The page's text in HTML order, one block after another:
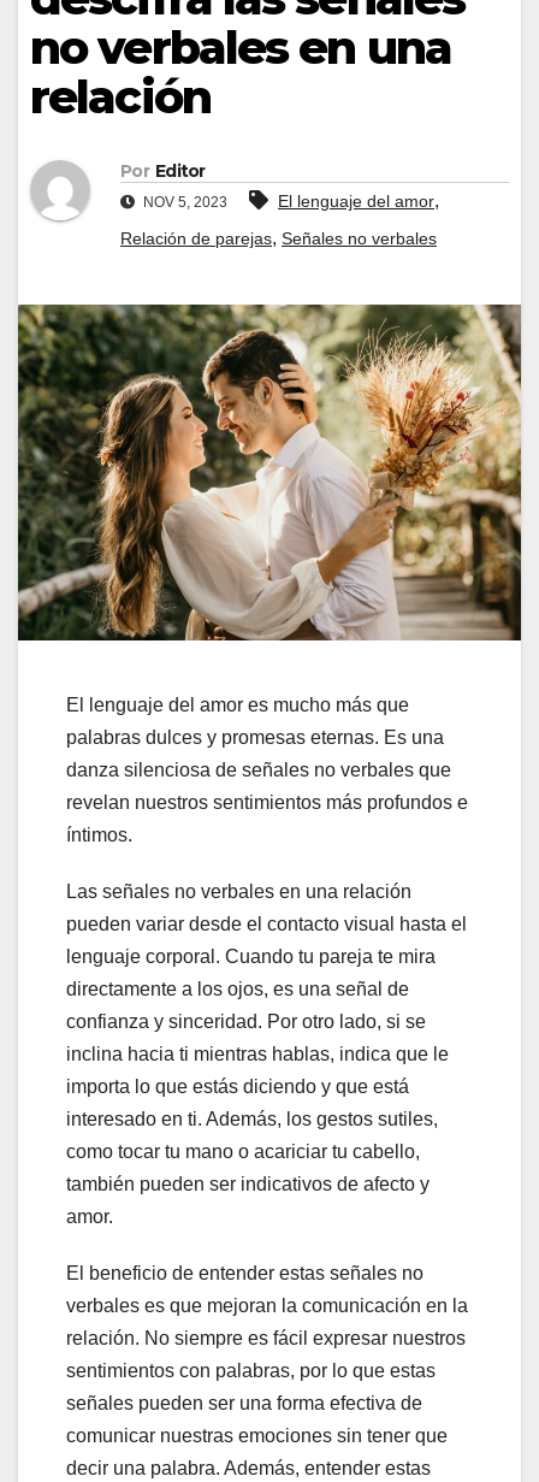
no verbales en una
relación
Por Editor
NOV 5, 2023 El lenguaje del amor,
Relación de parejas, Señales no verbales
El lenguaje del amor es mucho más que
palabras dulces y promesas eternas. Es una
danza silenciosa de señales no verbales que
revelan nuestros sentimientos más profundos e
íntimos.
Las señales no verbales en una relación
pueden variar desde el contacto visual hasta el
lenguaje corporal. Cuando tu pareja te mira
directamente a los ojos, es una señal de
confianza y sinceridad. Por otro lado, si se
inclina hacia ti mientras hablas, indica que le
importa lo que estás diciendo y que está
interesado en ti. Además, los gestos sutiles,
como tocar tu mano o acariciar tu cabello,
también pueden ser indicativos de afecto y
amor.
El beneficio de entender estas señales no
verbales es que mejoran la comunicación en la
relación. No siempre es fácil expresar nuestros
sentimientos con palabras, por lo que estas
señales pueden ser una forma efectiva de
comunicar nuestras emociones sin tener que
decir una palabra. Además, entender estas